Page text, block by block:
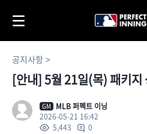
공지사항
[안내] 5월 21일(목) 패키지
GM
MLB 퍼펙트 이닝
2026-05-21 16:42
5,443
0